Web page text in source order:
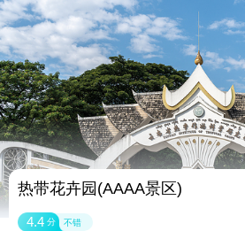
热带花卉园(AAAA景区)
4.4 分 不错
